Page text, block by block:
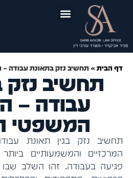
דף הבית »תחשיב נזק בתאונת עבודה
תחשיב נזק
עבודה –
המשפטי
תחשיב נזק בגין תאונת
המרכזיים והמשמעותיים
פגיעה בעבודה. זהו השלב